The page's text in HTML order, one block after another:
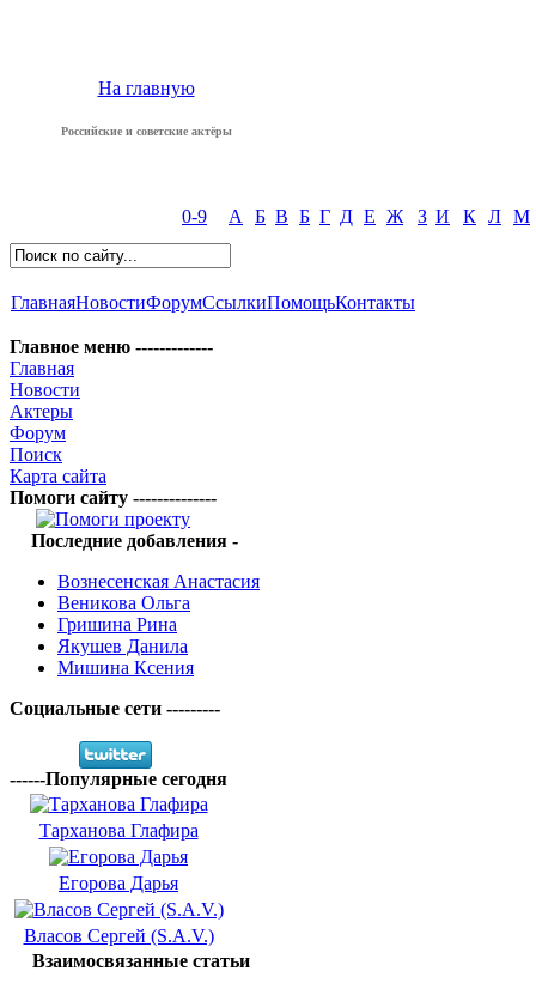
На главную
Российские и советские актёры
0-9 А Б В Б Г Д Е Ж З И К Л М
ГлавнаяНовостиФорумСсылкиПомощьКонтакты
Главное меню -------------
Главная
Новости
Актеры
Форум
Поиск
Карта сайта
Помоги сайту --------------
Последние добавления -
Вознесенская Анастасия
Веникова Ольга
Гришина Рина
Якушев Данила
Мишина Ксения
Социальные сети ---------
------Популярные сегодня
Тарханова Глафира
Егорова Дарья
Власов Сергей (S.A.V.)
Взаимосвязанные статьи